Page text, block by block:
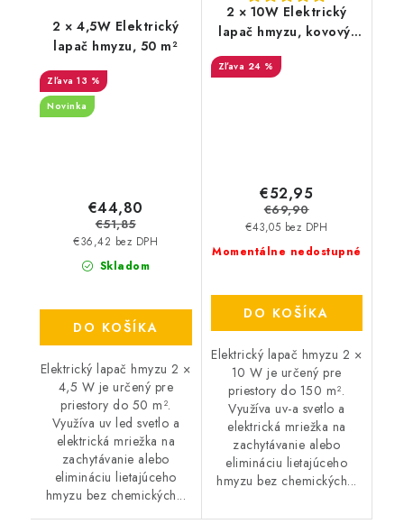
2 × 4,5W Elektrický
lapač hmyzu, 50 m²
13 %
Novinka
Skladom
€36,42 bez DPH
€44,80
€51,85
DO KOŠÍKA
Elektrický lapač hmyzu 2 ×
4,5 W je určený pre
priestory do 50 m².
Využíva uv led svetlo a
elektrická mriežka na
zachytávanie alebo
elimináciu lietajúceho
hmyzu bez chemických...
2 × 10W Elektrický
lapač hmyzu, kovový,
150 m²
24 %
Momentálne nedostupné
€43,05 bez DPH
€52,95
€69,90
DO KOŠÍKA
Elektrický lapač hmyzu 2 ×
10 W je určený pre
priestory do 150 m².
Využíva uv-a svetlo a
elektrická mriežka na
zachytávanie alebo
elimináciu lietajúceho
hmyzu bez chemických...